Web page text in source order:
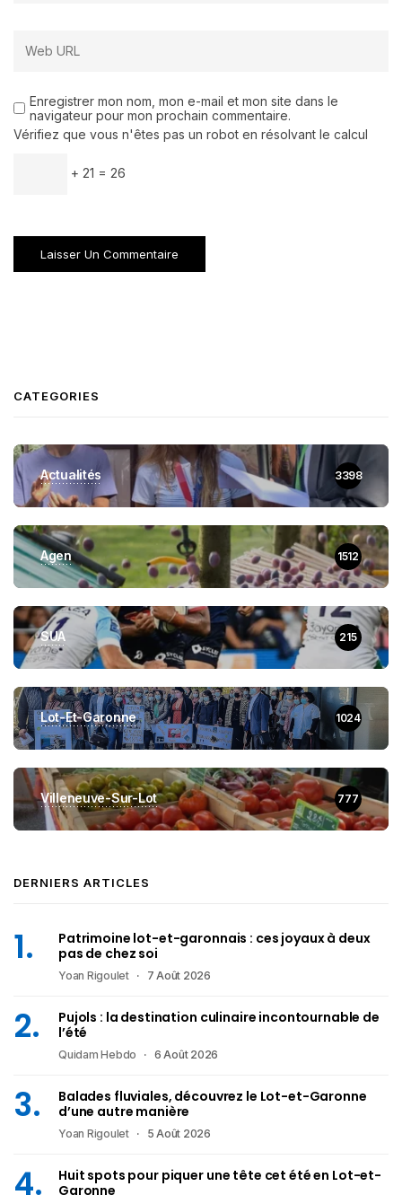
Enregistrer mon nom, mon e-mail et mon site dans le
navigateur pour mon prochain commentaire.
Vérifiez que vous n'êtes pas un robot en résolvant le calcul
+ 21 = 26
CATEGORIES
Actualités 3398
Agen 1512
SUA 215
Lot-Et-Garonne 1024
Villeneuve-Sur-Lot 777
DERNIERS ARTICLES
Patrimoine lot-et-garonnais : ces joyaux à deux
pas de chez soi
Yoan Rigoulet 7 Août 2026
Pujols : la destination culinaire incontournable de
l’été
Quidam Hebdo 6 Août 2026
Balades fluviales, découvrez le Lot-et-Garonne
d’une autre manière
Yoan Rigoulet 5 Août 2026
Huit spots pour piquer une tête cet été en Lot-et-
Garonne